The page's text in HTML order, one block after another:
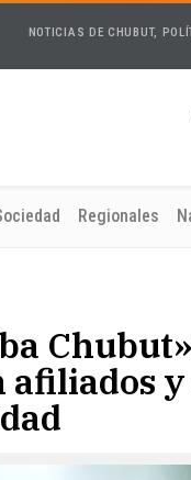
NOTICIAS DE CHUBUT,
Regionales
afiliados